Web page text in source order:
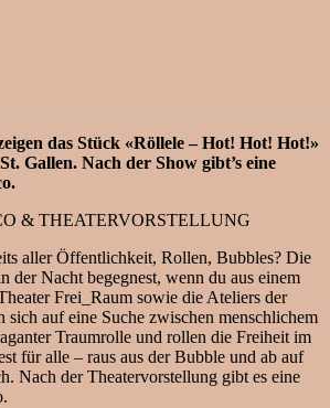
das Stück «Röllele – Hot! Hot! Hot!»
Gallen. Nach der Show gibt’s eine
& THEATERVORSTELLUNG
aller Öffentlichkeit, Rollen, Bubbles? Die
der Nacht begegnest, wenn du aus einem
Frei_Raum sowie die Ateliers der
sich auf eine Suche zwischen menschlichem
Traumrolle und rollen die Freiheit im
für alle – raus aus der Bubble und ab auf
Nach der Theatervorstellung gibt es eine